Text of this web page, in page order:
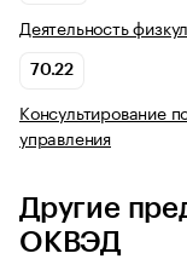
Деятельность
70.22
Консультирование
управления
Другие
ОКВЭД